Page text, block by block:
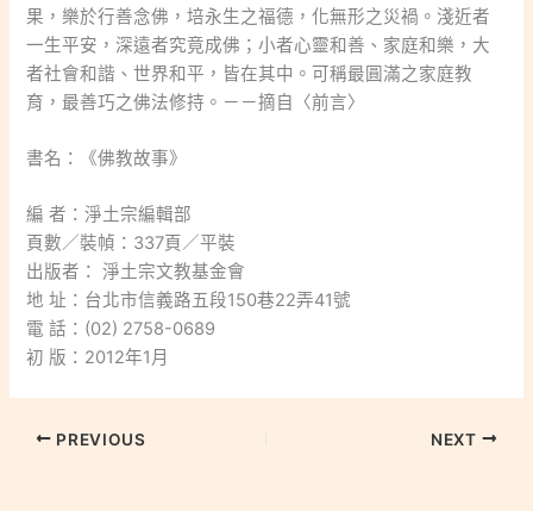
果，樂於行善念佛，培永生之福德，化無形之災禍。淺近者
一生平安，深遠者究竟成佛；小者心靈和善、家庭和樂，大
者社會和諧、世界和平，皆在其中。可稱最圓滿之家庭教
育，最善巧之佛法修持。－－摘自〈前言〉
書名：《佛教故事》
編 者：淨土宗編輯部
頁數／裝幀：337頁／平裝
出版者： 淨土宗文教基金會
地 址：台北市信義路五段150巷22弄41號
電 話：(02) 2758-0689
初 版：2012年1月
PREVIOUS NEXT